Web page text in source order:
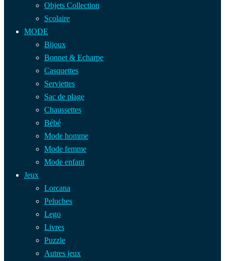
Objets Collection
Scolaire
MODE
Bijoux
Bonnet & Echarpe
Casquettes
Serviettes
Sac de plage
Chaussettes
Bébé
Mode homme
Mode femme
Mode enfant
Jeux
Lorcana
Peluches
Lego
Livres
Puzzle
Autres jeux